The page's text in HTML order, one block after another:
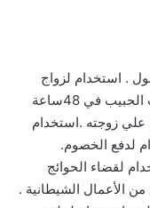
. استخدام لزواج
البنت المتعسرة عن الزواج . استخدام لجلب الحبيب في 48ساعة
علي زوجته .استخدام
لدفع الخصوم.
لقضاء الحوائج
الأعمال الشيطانية .